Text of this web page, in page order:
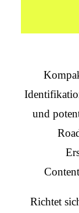
und
Richtet